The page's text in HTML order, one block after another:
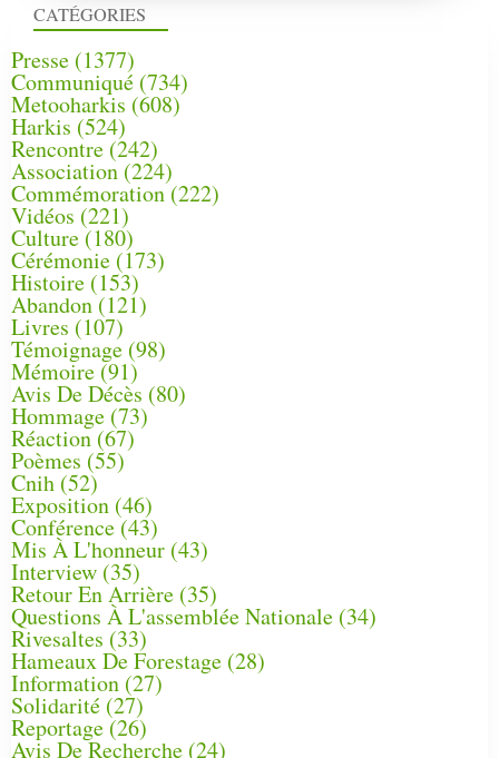
CATÉGORIES
Presse (1377)
Communiqué (734)
Metooharkis (608)
Harkis (524)
Rencontre (242)
Association (224)
Commémoration(222)
Vidéos (221)
Culture(180)
Cérémonie (173)
Histoire (153)
Abandon(121)
Livres (107)
Témoignage (98)
Mémoire (91)
Avis De Décès (80)
Hommage (73)
Réaction(67)
Poèmes (55)
Cnih (52)
Exposition (46)
Conférence(43)
Mis À L'honneur (43)
Interview (35)
Retour En Arrière (35)
Questions À L'assemblée Nationale (34)
Rivesaltes (33)
Hameaux De Forestage (28)
Information (27)
Solidarité (27)
Reportage (26)
Avis De Recherche (24)